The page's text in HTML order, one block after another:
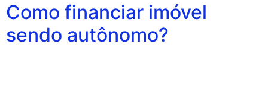
Como financiar imóvel
sendo autônomo?